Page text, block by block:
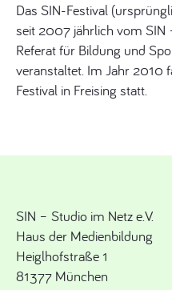
Das SIN-Festival
seit 2007 jährlich vom SIN
Referat für Bildung und
veranstaltet. Im Jahr 2010
Festival in Freising statt.
SIN – Studio im Netz e.V.
Haus der Medienbildung
Heiglhofstraße 1
81377 München